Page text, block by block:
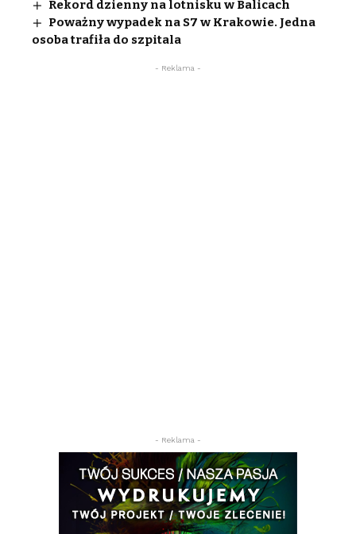
Rekord dzienny na lotnisku w Balicach
Poważny wypadek na S7 w Krakowie. Jedna
osoba trafiła do szpitala
- Reklama -
- Reklama -